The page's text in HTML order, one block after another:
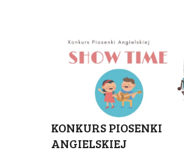
KONKURS PIOSENKI
ANGIELSKIEJ